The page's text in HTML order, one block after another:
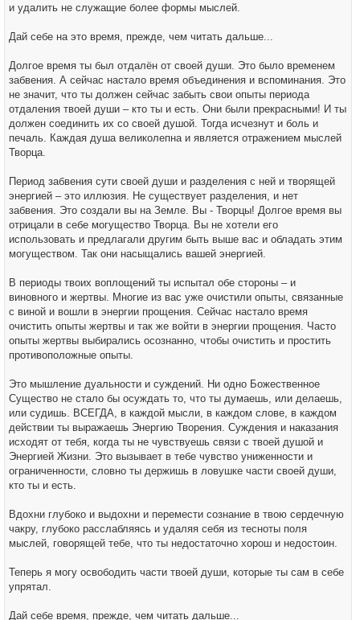
и удалить не служащие более формы мыслей.
Дай себе на это время, прежде, чем читать дальше...
Долгое время ты был отдалён от своей души. Это было временем
забвения. А сейчас настало время объединения и вспоминания. Это
не значит, что ты должен сейчас забыть свои опыты периода
отдаления твоей души – кто ты и есть. Они были прекрасными! И ты
должен соединить их со своей душой. Тогда исчезнут и боль и
печаль. Каждая душа великолепна и является отражением мыслей
Творца.
Период забвения сути своей души и разделения с ней и творящей
энергией – это иллюзия. Не существует разделения, и нет
забвения. Это создали вы на Земле. Вы - Творцы! Долгое время вы
отрицали в себе могущество Творца. Вы не хотели его
использовать и предлагали другим быть выше вас и обладать этим
могуществом. Так они насыщались вашей энергией.
В периоды твоих воплощений ты испытал обе стороны – и
виновного и жертвы. Многие из вас уже очистили опыты, связанные
с виной и вошли в энергии прощения. Сейчас настало время
очистить опыты жертвы и так же войти в энергии прощения. Часто
опыты жертвы выбирались осознанно, чтобы очистить и простить
противоположные опыты.
Это мышление дуальности и суждений. Ни одно Божественное
Существо не стало бы осуждать то, что ты думаешь, или делаешь,
или судишь. ВСЕГДА, в каждой мысли, в каждом слове, в каждом
действии ты выражаешь Энергию Творения. Суждения и наказания
исходят от тебя, когда ты не чувствуешь связи с твоей душой и
Энергией Жизни. Это вызывает в тебе чувство униженности и
ограниченности, словно ты держишь в ловушке части своей души,
кто ты и есть.
Вдохни глубоко и выдохни и перемести сознание в твою сердечную
чакру, глубоко расслабляясь и удаляя себя из тесноты поля
мыслей, говорящей тебе, что ты недостаточно хорош и недостоин.
Теперь я могу освободить части твоей души, которые ты сам в себе
упрятал.
Дай себе время, прежде, чем читать дальше...